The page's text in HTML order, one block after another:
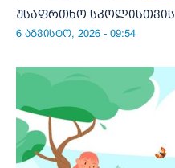
უსაფრთხო სკოლისთვის
6 აგვისტო, 2026 - 09:54